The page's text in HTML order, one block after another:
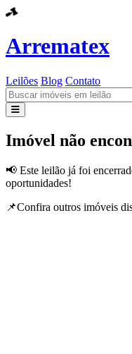
Arrematex
Leilões Blog Contato
Leilões
Imóvel não
📢 Este leilão já foi
oportunidades!
📌Confira outros imóveis